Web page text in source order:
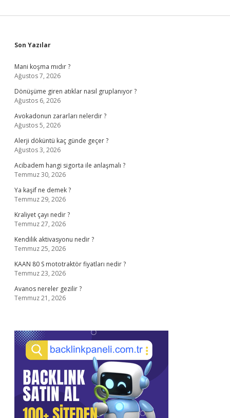
Sidebar
Son Yazılar
Mani koşma mıdır ?
Ağustos 7, 2026
Dönüşüme giren atıklar nasıl gruplanıyor ?
Ağustos 6, 2026
Avokadonun zararları nelerdir ?
Ağustos 5, 2026
Alerji döküntü kaç günde geçer ?
Ağustos 3, 2026
Acibadem hangi sigorta ile anlaşmalı ?
Temmuz 30, 2026
Ya kaşif ne demek ?
Temmuz 29, 2026
Kraliyet çayı nedir ?
Temmuz 27, 2026
Kendilik aktivasyonu nedir ?
Temmuz 25, 2026
KAAN 80 S mototraktör fiyatları nedir ?
Temmuz 23, 2026
Avanos nereler gezilir ?
Temmuz 21, 2026